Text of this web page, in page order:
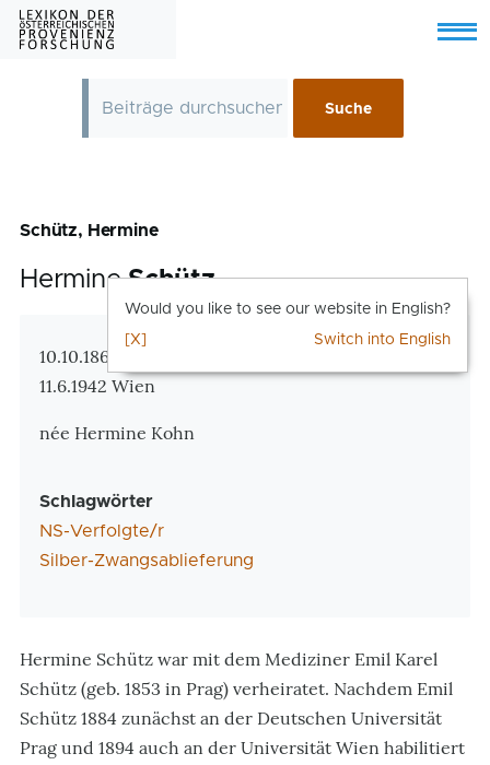
Skip to main content
Menu
Schütz, Hermine
HermineSchütz
Zusatzinformationen
10.10.1860 oder 1861 Wsetin / Vsetin, Mähren –
11.6.1942 Wien
née Hermine Kohn
Schlagwörter
NS-Verfolgte/r
Silber-Zwangsablieferung
Hermine Schütz war mit dem Mediziner Emil Karel
Schütz (geb. 1853 in Prag) verheiratet. Nachdem Emil
Schütz 1884 zunächst an der Deutschen Universität
Prag und 1894 auch an der Universität Wien habilitiert
Would you like to see our website in English?
Switch into English
[X]